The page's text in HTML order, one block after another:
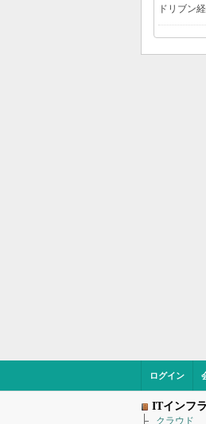
ドリブン
ログイン
ITインフラ
クラウド